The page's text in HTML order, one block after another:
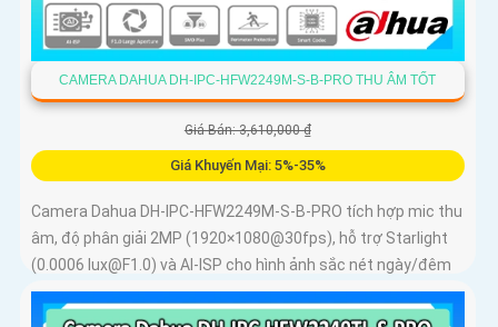
CAMERA DAHUA DH-IPC-HFW2249M-S-B-PRO THU ÂM TỐT
Giá Bán: 3,610,000 ₫
Giá Khuyến Mại: 5%-35%
Camera Dahua DH-IPC-HFW2249M-S-B-PRO tích hợp mic thu
âm, độ phân giải 2MP (1920×1080@30fps), hỗ trợ Starlight
(0.0006 lux@F1.0) và AI-ISP cho hình ảnh sắc nét ngày/đêm